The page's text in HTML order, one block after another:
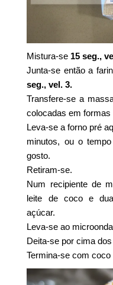
Mistura-se 15 seg.,
Junta-se então a
seg., vel. 3.
Transfere-se a
colocadas em formas
Leva-se a forno pré
minutos, ou o
gosto.
Retiram-se.
Num recipiente de
leite de coco e
açúcar.
Leva-se ao
Deita-se por cima
Termina-se com coco